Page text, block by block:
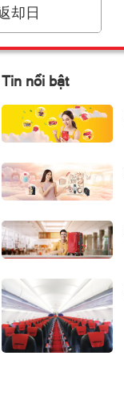
却日
Tin nổi bật